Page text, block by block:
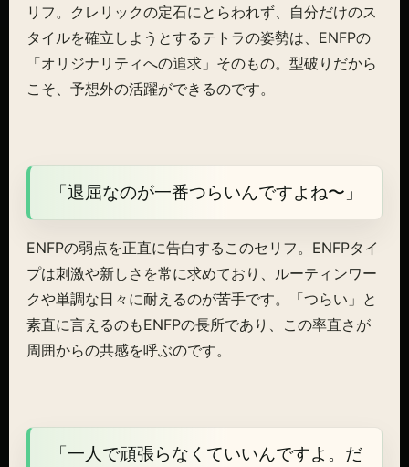
リフ。クレリックの定石にとらわれず、自分だけのス
タイルを確立しようとするテトラの姿勢は、ENFPの
「オリジナリティへの追求」そのもの。型破りだから
こそ、予想外の活躍ができるのです。
「退屈なのが一番つらいんですよね〜」
ENFPの弱点を正直に告白するこのセリフ。ENFPタイ
プは刺激や新しさを常に求めており、ルーティンワー
クや単調な日々に耐えるのが苦手です。「つらい」と
素直に言えるのもENFPの長所であり、この率直さが
周囲からの共感を呼ぶのです。
「一人で頑張らなくていいんですよ。だ